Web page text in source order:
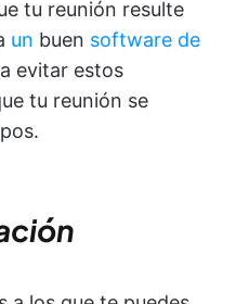
tu reunión resulte
un buen software de
evitar estos
tu reunión se